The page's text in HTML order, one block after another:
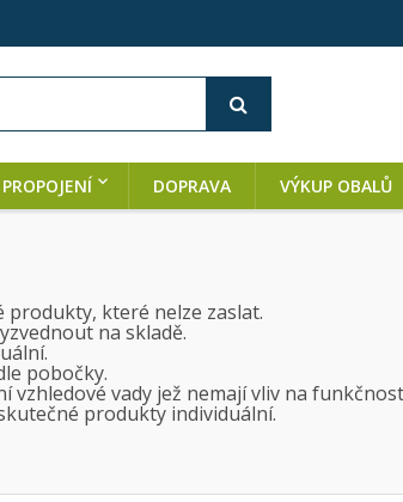
DOPRAVA VÝKUP OBALŮ
které nelze zaslat.
na skladě.
pobočky.
vzhledové vady jež nemají vliv na
produkty individuální.